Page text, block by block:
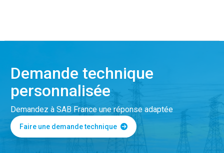
Demande technique
personnalisée
Demandez à SAB France une réponse adaptée
Faire une demande technique